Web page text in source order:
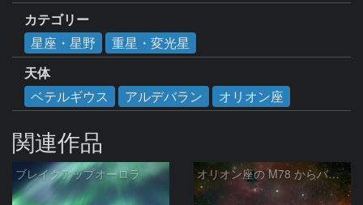
カテゴリー
星座・星野
重星・変光星
天体
ベテルギウス
アルデバラン オリオン座
関連作品
ブレイクアップオーロラ オリオン座の M78 からバーナードループをまたいで LDN1622あたり